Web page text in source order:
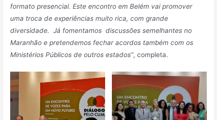
formato presencial. Este encontro em Belém vai promover
uma troca de experiências muito rica, com grande
diversidade. Já fomentamos discussões semelhantes no
Maranhão e pretendemos fechar acordos também com os
Ministérios Públicos de outros estados”, completa.